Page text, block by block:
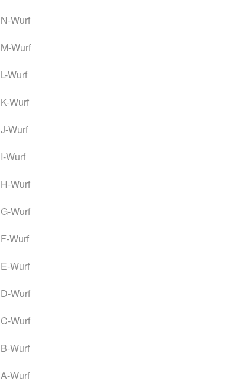
N-Wurf
M-Wurf
L-Wurf
K-Wurf
J-Wurf
I-Wurf
H-Wurf
G-Wurf
F-Wurf
E-Wurf
D-Wurf
C-Wurf
B-Wurf
A-Wurf